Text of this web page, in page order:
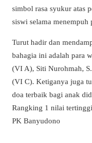
simbol rasa syukur atas
siswi selama menempuh
Turut hadir dan
bahagia ini adalah para
(VI A), Siti Nurohmah,
(VI C). Ketiganya juga
doa terbaik bagi anak
Rangking 1 nilai
PK Banyudono